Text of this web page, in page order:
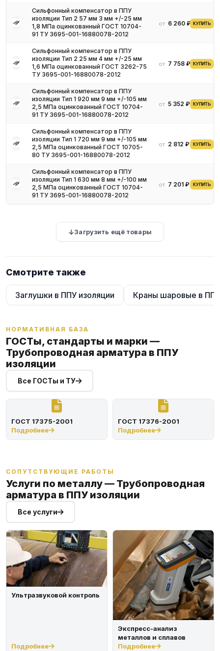
Сильфонный компенсатор в ППУ
изоляции Тип 2 57 мм 3 мм +/-25 мм
1,8 МПа оцинкованный ГОСТ 10704-
91 ТУ 3695-001-16880078-2012
от 6 260 ₽ КУПИТЬ
Сильфонный компенсатор в ППУ
изоляции Тип 2 25 мм 4 мм +/-25 мм
1,6 МПа оцинкованный ГОСТ 3262-75
ТУ 3695-001-16880078-2012
от 7 758 ₽ КУПИТЬ
Сильфонный компенсатор в ППУ
изоляции Тип 1 920 мм 9 мм +/-105 мм
2,5 МПа оцинкованный ГОСТ 10704-
91 ТУ 3695-001-16880078-2012
от 5 352 ₽ КУПИТЬ
Сильфонный компенсатор в ППУ
изоляции Тип 1 720 мм 9 мм +/-105 мм
2,5 МПа оцинкованный ГОСТ 10705-
80 ТУ 3695-001-16880078-2012
от 2 812 ₽ КУПИТЬ
Сильфонный компенсатор в ППУ
изоляции Тип 1 630 мм 8 мм +/-100 мм
2,5 МПа оцинкованный ГОСТ 10704-
91 ТУ 3695-001-16880078-2012
от 7 201 ₽ КУПИТЬ
Загрузить ещё товары
Смотрите также
Заглушки в ППУ изоляции Краны шаровые в
НОРМАТИВНАЯ БАЗА
ГОСТы, стандарты и марки —
Трубопроводная арматура в ППУ
изоляции
Все ГОСТы и ТУ
ГОСТ 17375-2001
Подробнее
ГОСТ 17376-2001
Подробнее
СОПУТСТВУЮЩИЕ РАБОТЫ
Услуги по металлу — Трубопроводная
арматура в ППУ изоляции
Все услуги
Ультразвуковой контроль
Подробнее
Экспресс-анализ
металлов и сплавов
Подробнее